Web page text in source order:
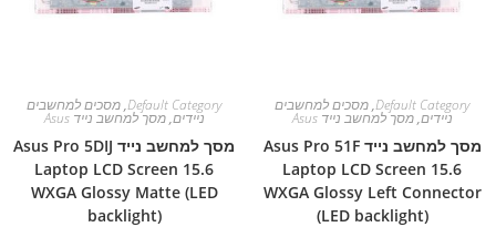
Default Category
,מסכים למחשבים
ניידים,מסך למחשב נייד Asus
מסך למחשב נייד Asus Pro 51F
Laptop LCD Screen 15.6
WXGA Glossy Left Connector
(LED backlight)
Default Category
,מסכים למחשבים
ניידים,מסך למחשב נייד Asus
מסך למחשב נייד Asus Pro 5DIJ
Laptop LCD Screen 15.6
WXGA Glossy Matte (LED
backlight)